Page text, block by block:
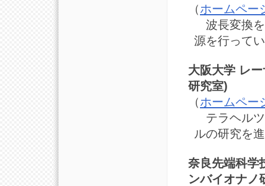
（ホームペー
波長変換を
源を行って
大阪大学 レ
研究室)
（ホームペー
テラヘルツ
ルの研究を
奈良先端科学
ンバイオナノ